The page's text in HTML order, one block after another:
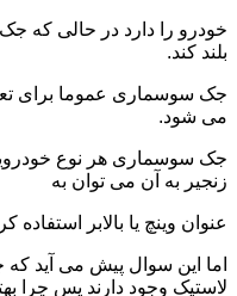
خودرو را دارد در حالی که
بلند کند.
جک سوسماری عموما برای
می شود.
جک سوسماری هر نوع
زنجیر به آن می توان به
عنوان وینچ یا بالابر استفاده
اما این سوال پیش می آید
لاستیک وجود دارند پس چرا